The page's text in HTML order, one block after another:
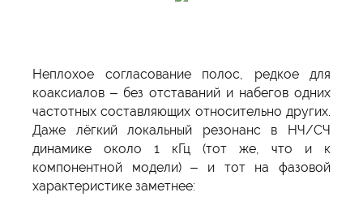
Неплохое согласование полос, редкое для
коаксиалов – без отставаний и набегов одних
частотных составляющих относительно других.
Даже лёгкий локальный резонанс в НЧ/СЧ
динамике около 1 кГц (тот же, что и к
компонентной модели) – и тот на фазовой
характеристике заметнее: